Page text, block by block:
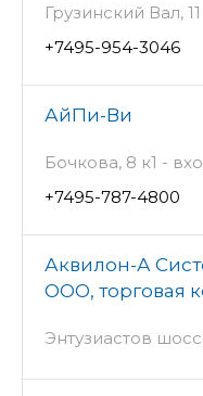
Грузинский Вал,
+7495-954-3046
АйПи-Ви
Бочкова, 8 к1 -
+7495-787-4800
Аквилон-А
ООО, торговая
Энтузиастов